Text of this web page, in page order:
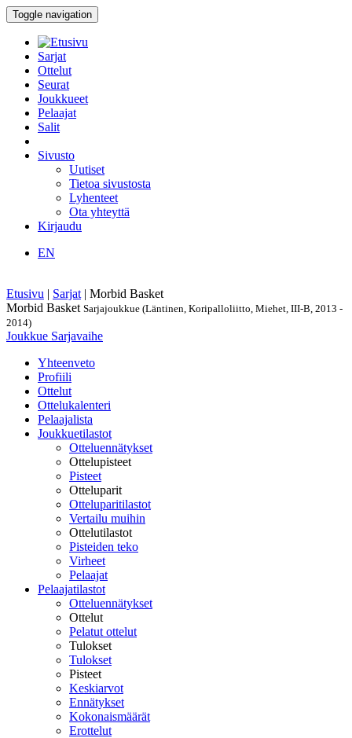
Toggle navigation
Sarjat
Ottelut
Seurat
Joukkueet
Pelaajat
Salit
Sivusto
Uutiset
Tietoa sivustosta
Lyhenteet
Ota yhteyttä
Kirjaudu
EN
Etusivu | Sarjat | Morbid Basket
Morbid Basket Sarjajoukkue (Läntinen, Koripalloliitto, Miehet, III-B, 2013 -
2014)
Joukkue Sarjavaihe
Yhteenveto
Profiili
Ottelut
Ottelukalenteri
Pelaajalista
Joukkuetilastot
Otteluennätykset
Ottelupisteet
Pisteet
Otteluparit
Otteluparitilastot
Vertailu muihin
Ottelutilastot
Pisteiden teko
Virheet
Pelaajat
Pelaajatilastot
Otteluennätykset
Ottelut
Pelatut ottelut
Tulokset
Tulokset
Pisteet
Keskiarvot
Ennätykset
Kokonaismäärät
Erottelut